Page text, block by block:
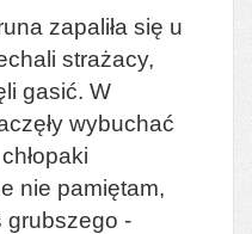
zapaliła się u
strażacy,
gasić. W
wybuchać
nie pamiętam,
grubszego -